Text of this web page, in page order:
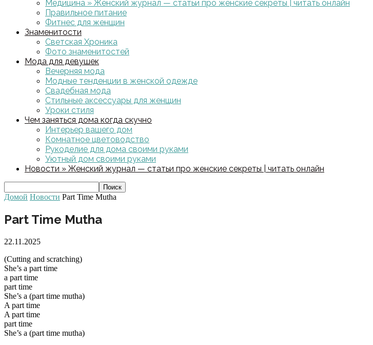
Медицина » Женский журнал — статьи про женские секреты | читать онлайн
Правильное питание
Фитнес для женщин
Знаменитости
Светская Хроника
Фото знаменитостей
Мода для девушек
Вечерняя мода
Модные тенденции в женской одежде
Свадебная мода
Стильные аксессуары для женщин
Уроки стиля
Чем заняться дома когда скучно
Интерьер вашего дом
Комнатное цветоводство
Рукоделие для дома своими руками
Уютный дом своими руками
Новости » Женский журнал — статьи про женские секреты | читать онлайн
Домой Новости Part Time Mutha
Part Time Mutha
22.11.2025
(Cutting and scratching)
She’s a part time
a part time
part time
She’s a (part time mutha)
A part time
A part time
part time
She’s a (part time mutha)